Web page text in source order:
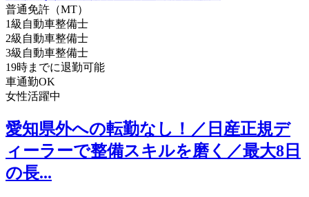
普通免許（MT）
1級自動車整備士
2級自動車整備士
3級自動車整備士
19時までに退勤可能
車通勤OK
女性活躍中
愛知県外への転勤なし！／日産正規デ
ィーラーで整備スキルを磨く／最大8日
の長...